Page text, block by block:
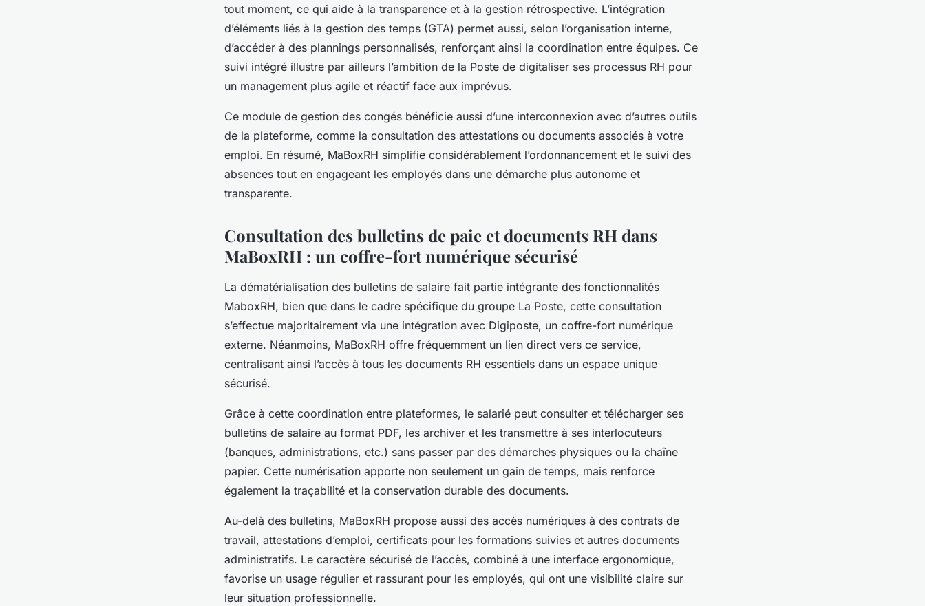
tout moment, ce qui aide à la transparence et à la gestion rétrospective. L’intégration
d’éléments liés à la gestion des temps (GTA) permet aussi, selon l’organisation interne,
d’accéder à des plannings personnalisés, renforçant ainsi la coordination entre équipes. Ce
suivi intégré illustre par ailleurs l’ambition de la Poste de digitaliser ses processus RH pour
un management plus agile et réactif face aux imprévus.
Ce module de gestion des congés bénéficie aussi d’une interconnexion avec d’autres outils
de la plateforme, comme la consultation des attestations ou documents associés à votre
emploi. En résumé, MaBoxRH simplifie considérablement l’ordonnancement et le suivi des
absences tout en engageant les employés dans une démarche plus autonome et
transparente.
Consultation des bulletins de paie et documents RH dans
MaBoxRH : un coffre-fort numérique sécurisé
La dématérialisation des bulletins de salaire fait partie intégrante des fonctionnalités
MaboxRH, bien que dans le cadre spécifique du groupe La Poste, cette consultation
s’effectue majoritairement via une intégration avec Digiposte, un coffre-fort numérique
externe. Néanmoins, MaBoxRH offre fréquemment un lien direct vers ce service,
centralisant ainsi l’accès à tous les documents RH essentiels dans un espace unique
sécurisé.
Grâce à cette coordination entre plateformes, le salarié peut consulter et télécharger ses
bulletins de salaire au format PDF, les archiver et les transmettre à ses interlocuteurs
(banques, administrations, etc.) sans passer par des démarches physiques ou la chaîne
papier. Cette numérisation apporte non seulement un gain de temps, mais renforce
également la traçabilité et la conservation durable des documents.
Au-delà des bulletins, MaBoxRH propose aussi des accès numériques à des contrats de
travail, attestations d’emploi, certificats pour les formations suivies et autres documents
administratifs. Le caractère sécurisé de l’accès, combiné à une interface ergonomique,
favorise un usage régulier et rassurant pour les employés, qui ont une visibilité claire sur
leur situation professionnelle.